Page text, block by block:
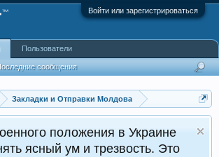
Войти или зарегистрироваться
Закладки и Отправки Молдова
положения в Украине
ясный ум и трезвость. Это
сообщения
Пользователи